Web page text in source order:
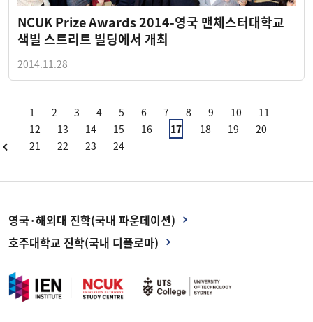
NCUK Prize Awards 2014-영국 맨체스터대학교
색빌 스트리트 빌딩에서 개최
2014.11.28
1 2 3 4 5 6 7 8 9 10
11
12
13 14 15 16 17 18 19
20
21
22 23 24
영국·해외대 진학(국내 파운데이션)
호주대학교 진학(국내 디플로마)